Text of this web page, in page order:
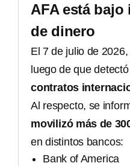
AFA está
de dinero
El 7 de julio de
luego de que detectó
contratos
Al respecto, se
movilizó más de
en distintos bancos:
Bank of America